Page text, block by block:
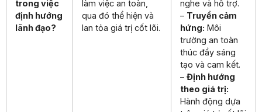
trong việc
định hướng
lãnh đạo?
làm việc an toàn,
qua đó thể hiện và
lan tỏa giá trị cốt lõi.
nghe và hỗ trợ.
– Truyền cảm
hứng: Môi
trường an toàn
thúc đẩy sáng
tạo và cam kết.
– Định hướng
theo giá trị:
Hành động dựa